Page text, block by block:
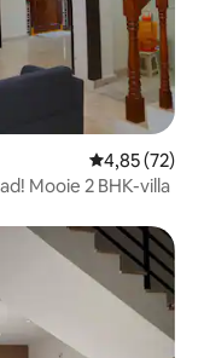
Gemiddelde
4,85 (72)
Mooie 2 BHK-villa